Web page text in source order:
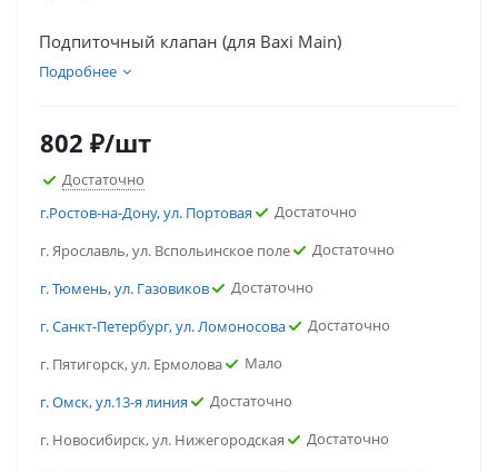
Подпиточный клапан (для Baxi Main)
Подробнее
802 ₽/шт
Достаточно
г.Ростов-на-Дону, ул. Портовая
Достаточно
г. Ярославль, ул. Вспольинское поле
Достаточно
г. Тюмень, ул. Газовиков
Достаточно
г. Санкт-Петербург, ул. Ломоносова
Достаточно
г. Пятигорск, ул. Ермолова
Мало
г. Омск, ул.13-я линия
Достаточно
г. Новосибирск, ул. Нижегородская
Достаточно